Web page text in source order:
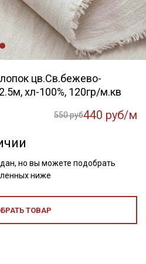
цв.Св.бежево-
хл-100%, 120гр/м.кв
550 руб440 руб/м
но вы можете подобрать
ниже
ТОВАР